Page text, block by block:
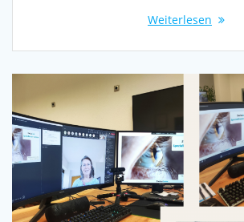
Weiterlesen